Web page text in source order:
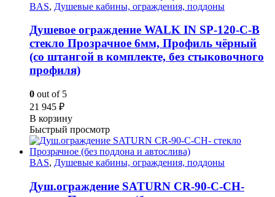
BAS, Душевые кабины, ограждения, поддоны
Душевое ограждение WALK IN SP-120-C-B
стекло Прозрачное 6мм, Профиль чёрный
(со штангой в комплекте, без стыковочного
профиля)
0 out of 5
21 945 ₽
В корзину
Быстрый просмотр
BAS, Душевые кабины, ограждения, поддоны
Душ.ограждение SATURN CR-90-C-CH-